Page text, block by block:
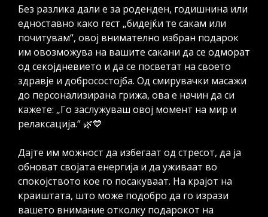
Без разлика дали е за роденден, годишнина или
едноставно како гест „бидејќи те сакам или
почитувам“, овој внимателно избран подарок
им овозможува на вашите сакани да се одморат
од секојдневието и да се посветат на своето
здравје и добросостојба. Од смирувачки масажи
до персонализирана грижа, ова е начин да си
кажете: „Го заслужуваш овој момент на мир и
релаксација.“ 🌿💙
Дајте им можност да избегаат од стресот, да ја
обноват својата енергија и да уживаат во
спокојството кое го посакуваат. На крајот на
краиштата, што може подобро да го изрази
вашето внимание отколку подарокот на